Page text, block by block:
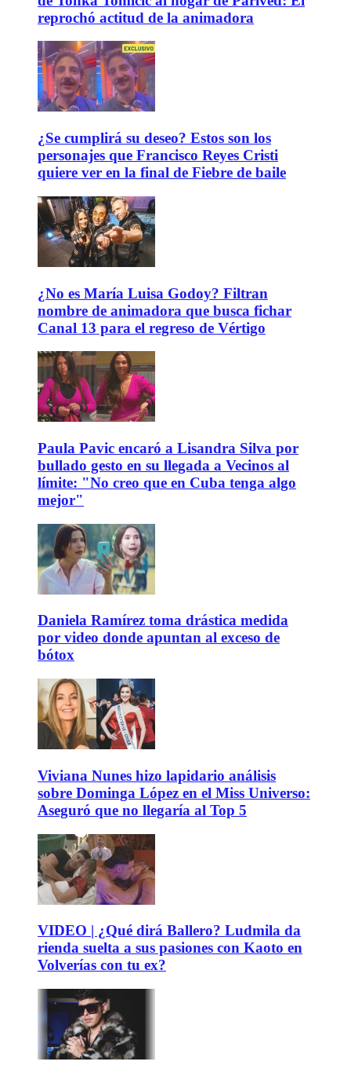
reprochó actitud de la animadora
¿Se cumplirá su deseo? Estos son los
personajes que Francisco Reyes Cristi
quiere ver en la final de Fiebre de baile
¿No es María Luisa Godoy? Filtran
nombre de animadora que busca fichar
Canal 13 para el regreso de Vértigo
Paula Pavic encaró a Lisandra Silva por
bullado gesto en su llegada a Vecinos al
límite: "No creo que en Cuba tenga algo
mejor"
Daniela Ramírez toma drástica medida
por video donde apuntan al exceso de
bótox
Viviana Nunes hizo lapidario análisis
sobre Dominga López en el Miss Universo:
Aseguró que no llegaría al Top 5
VIDEO | ¿Qué dirá Ballero? Ludmila da
rienda suelta a sus pasiones con Kaoto en
Volverías con tu ex?